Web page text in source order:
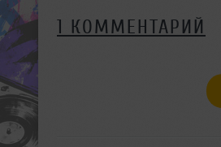
1 КОММЕНТАРИЙ